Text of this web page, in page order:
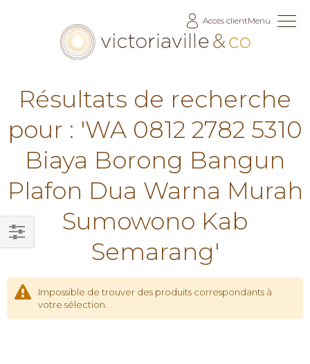
Accès clientMenu
Résultats de recherche
pour : 'WA 0812 2782 5310
Biaya Borong Bangun
Plafon Dua Warna Murah
Sumowono Kab
Semarang'
Impossible de trouver des produits correspondants à
votre sélection.
Filtrer